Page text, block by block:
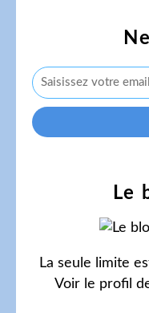
Le
La seule limite
Voir le profil